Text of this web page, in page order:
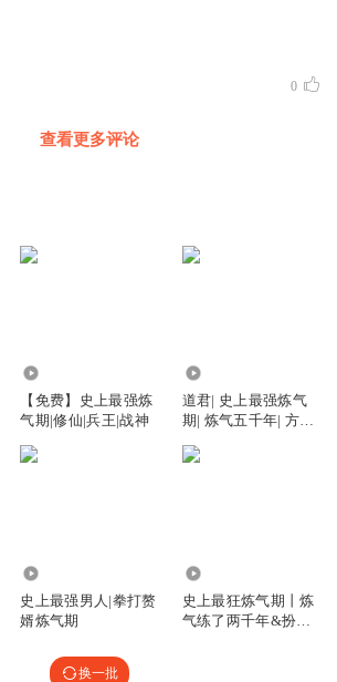
0
查看更多评论
【免费】史上最强炼
气期|修仙|兵王|战神
道君| 史上最强炼气
期| 炼气五千年| 方羽
史上最强男人|拳打赘
婿炼气期
史上最狂炼气期丨炼
气练了两千年&扮猪
换一批